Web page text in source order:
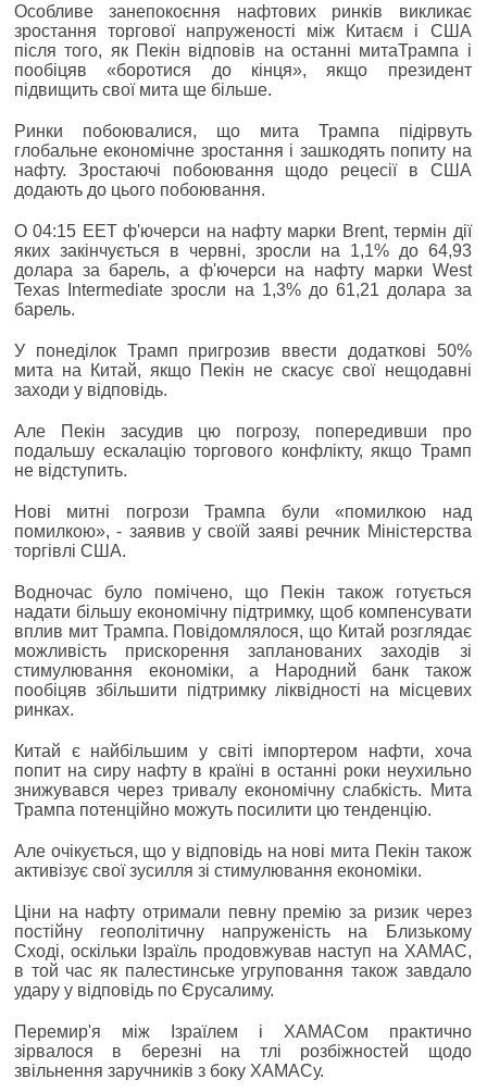
Особливе занепокоєння нафтових ринків викликає
зростання торгової напруженості між Китаєм і США
після того, як Пекін відповів на останні митаТрампа і
пообіцяв «боротися до кінця», якщо президент
підвищить свої мита ще більше.
Ринки побоювалися, що мита Трампа підірвуть
глобальне економічне зростання і зашкодять попиту на
нафту. Зростаючі побоювання щодо рецесії в США
додають до цього побоювання.
О 04:15 EET ф'ючерси на нафту марки Brent, термін дії
яких закінчується в червні, зросли на 1,1% до 64,93
долара за барель, а ф'ючерси на нафту марки West
Texas Intermediate зросли на 1,3% до 61,21 долара за
барель.
У понеділок Трамп пригрозив ввести додаткові 50%
мита на Китай, якщо Пекін не скасує свої нещодавні
заходи у відповідь.
Але Пекін засудив цю погрозу, попередивши про
подальшу ескалацію торгового конфлікту, якщо Трамп
не відступить.
Нові митні погрози Трампа були «помилкою над
помилкою», - заявив у своїй заяві речник Міністерства
торгівлі США.
Водночас було помічено, що Пекін також готується
надати більшу економічну підтримку, щоб компенсувати
вплив мит Трампа. Повідомлялося, що Китай розглядає
можливість прискорення запланованих заходів зі
стимулювання економіки, а Народний банк також
пообіцяв збільшити підтримку ліквідності на місцевих
ринках.
Китай є найбільшим у світі імпортером нафти, хоча
попит на сиру нафту в країні в останні роки неухильно
знижувався через тривалу економічну слабкість. Мита
Трампа потенційно можуть посилити цю тенденцію.
Але очікується, що у відповідь на нові мита Пекін також
активізує свої зусилля зі стимулювання економіки.
Ціни на нафту отримали певну премію за ризик через
постійну геополітичну напруженість на Близькому
Сході, оскільки Ізраїль продовжував наступ на ХАМАС,
в той час як палестинське угруповання також завдало
удару у відповідь по Єрусалиму.
Перемир'я між Ізраїлем і ХАМАСом практично
зірвалося в березні на тлі розбіжностей щодо
звільнення заручників з боку ХАМАСу.